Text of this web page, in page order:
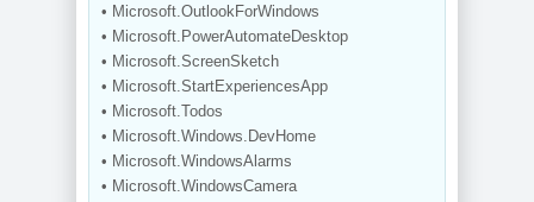
• Microsoft.OutlookForWindows
• Microsoft.PowerAutomateDesktop
• Microsoft.ScreenSketch
• Microsoft.StartExperiencesApp
• Microsoft.Todos
• Microsoft.Windows.DevHome
• Microsoft.WindowsAlarms
• Microsoft.WindowsCamera